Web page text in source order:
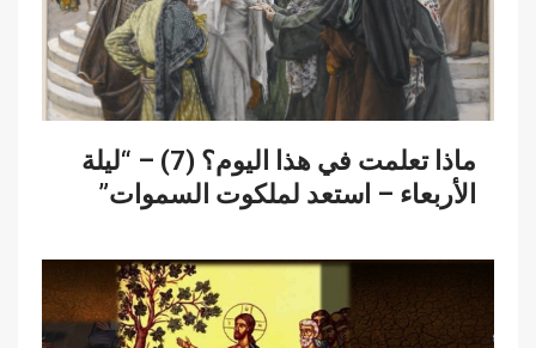
ماذا تعلمت في هذا اليوم؟ (7) – “ليلة
الأربعاء – استعد لملكوت السموات”